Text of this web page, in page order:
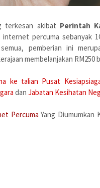
terkesan akibat Perintah
percuma sebanyak
pemberian ini
membelanjakan
ke talian Pusat
dan Jabatan Kesihatan
Percuma Yang Diumumkan